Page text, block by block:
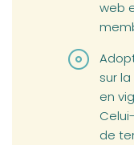
web
sur
en
de